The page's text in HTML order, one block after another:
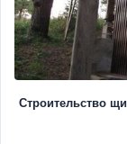
Строительство